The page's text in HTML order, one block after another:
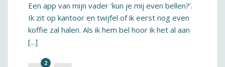
Een app van mijn vader ‘kun je mij even bellen?’.
Ik zit op kantoor en twijfel of ik eerst nog even
koffie zal halen. Als ik hem bel hoor ik het al aan
[...]
2